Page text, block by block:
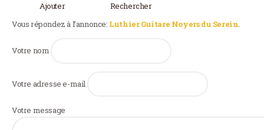
Ajouter
Rechercher
Vous répondez à l’annonce: Luthier Guitare Noyers du Serein.
Votre nom
Votre adresse e-mail
Votre message